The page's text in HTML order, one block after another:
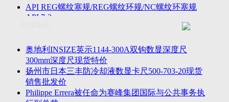
API REG螺纹塞规/REG螺纹环规/NC螺纹环塞规
API 7-2
苏州市万濠卧式投影仪CPJ-3020W/CPJ-4025W代
美国B2段差尺/间隙段差尺GAPSG/NMSG/GRIP-
004/CFM-095代理商
2023年美国Universal Punch圆度仪价格表，国产
定制跳动量仪
波音一季度营收增近三成超预期，近五年季度交
奥地利INSIZE英示1144-300A双钩数显深度尺
300mm深度尺现货特价
扬州市日本三丰防冷却液数显卡尺500-703-20现货
销售批发价
Philippe Errera被任命为赛峰集团国际与公共事务执